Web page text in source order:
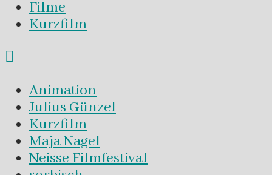
Filme
Kurzfilm
Animation
Julius Günzel
Kurzfilm
Maja Nagel
Neisse Filmfestival